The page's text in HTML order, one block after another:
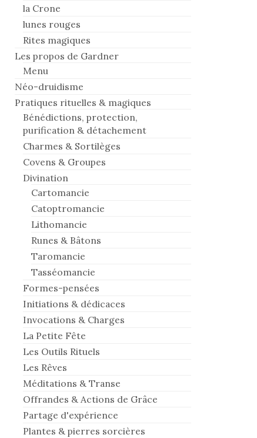
la Crone
lunes rouges
Rites magiques
Les propos de Gardner
Menu
Néo-druidisme
Pratiques rituelles & magiques
Bénédictions, protection,
purification & détachement
Charmes & Sortilèges
Covens & Groupes
Divination
Cartomancie
Catoptromancie
Lithomancie
Runes & Bâtons
Taromancie
Tasséomancie
Formes-pensées
Initiations & dédicaces
Invocations & Charges
La Petite Fête
Les Outils Rituels
Les Rêves
Méditations & Transe
Offrandes & Actions de Grâce
Partage d'expérience
Plantes & pierres sorcières